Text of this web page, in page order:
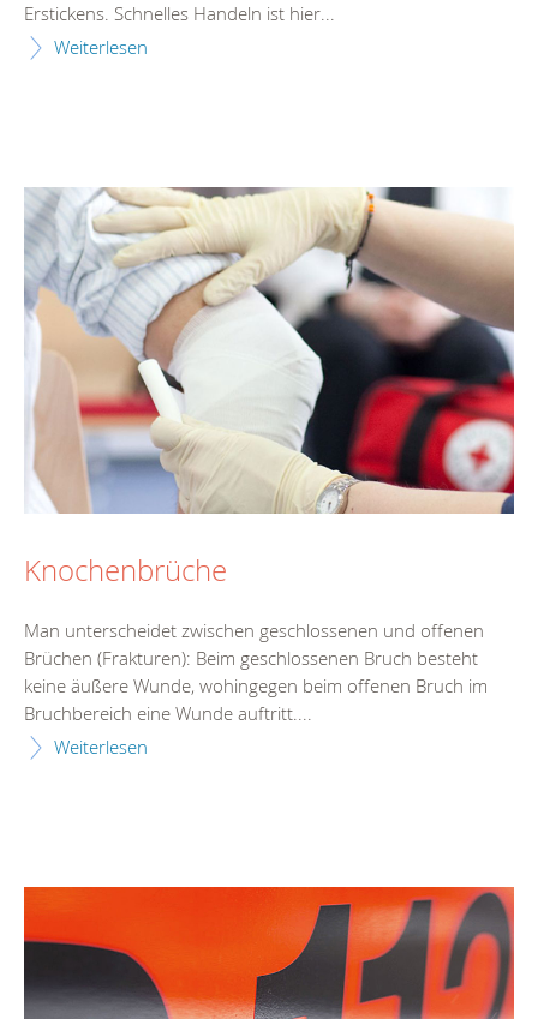
Erstickens. Schnelles Handeln ist hier...
Weiterlesen
Knochenbrüche
Man unterscheidet zwischen geschlossenen und offenen
Brüchen (Frakturen): Beim geschlossenen Bruch besteht
keine äußere Wunde, wohingegen beim offenen Bruch im
Bruchbereich eine Wunde auftritt....
Weiterlesen